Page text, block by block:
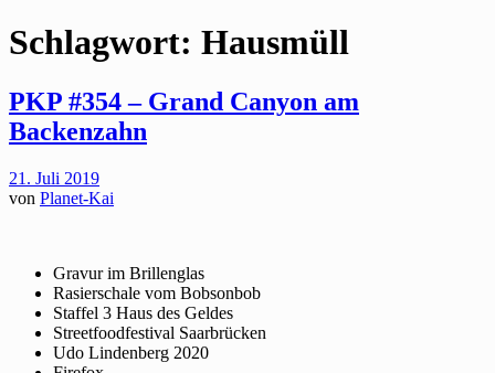
Schlagwort: Hausmüll
PKP #354 – Grand Canyon am
Backenzahn
21. Juli 2019
von Planet-Kai
Gravur im Brillenglas
Rasierschale vom Bobsonbob
Staffel 3 Haus des Geldes
Streetfoodfestival Saarbrücken
Udo Lindenberg 2020